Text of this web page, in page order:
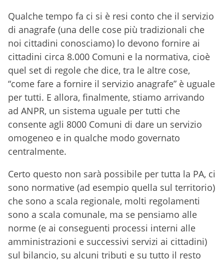
Qualche tempo fa ci si è resi conto che il servizio
di anagrafe (una delle cose più tradizionali che
noi cittadini conosciamo) lo devono fornire ai
cittadini circa 8.000 Comuni e la normativa, cioè
quel set di regole che dice, tra le altre cose,
“come fare a fornire il servizio anagrafe” è uguale
per tutti. E allora, finalmente, stiamo arrivando
ad ANPR, un sistema uguale per tutti che
consente agli 8000 Comuni di dare un servizio
omogeneo e in qualche modo governato
centralmente.
Certo questo non sarà possibile per tutta la PA, ci
sono normative (ad esempio quella sul territorio)
che sono a scala regionale, molti regolamenti
sono a scala comunale, ma se pensiamo alle
norme (e ai conseguenti processi interni alle
amministrazioni e successivi servizi ai cittadini)
sul bilancio, su alcuni tributi e su tutto il resto